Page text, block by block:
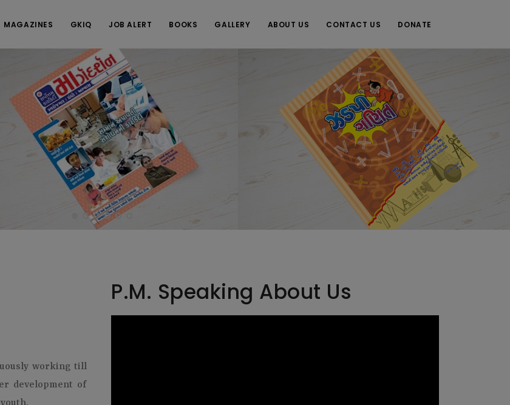
MAGAZINES GKIQ JOB ALERT BOOKS GALLERY ABOUT US CONTACT US DONATE
working till
development of
P.M. Speaking About Us